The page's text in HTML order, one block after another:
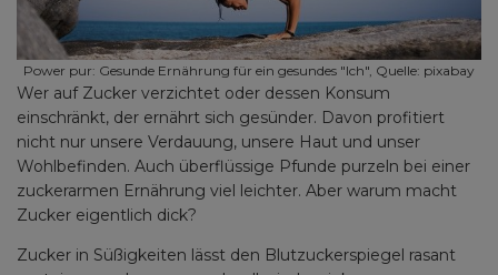
Power pur: Gesunde Ernährung für ein gesundes "Ich", Quelle: pixabay
Wer auf Zucker verzichtet oder dessen Konsum
einschränkt, der ernährt sich gesünder. Davon profitiert
nicht nur unsere Verdauung, unsere Haut und unser
Wohlbefinden. Auch überflüssige Pfunde purzeln bei einer
zuckerarmen Ernährung viel leichter. Aber warum macht
Zucker eigentlich dick?
Zucker in Süßigkeiten lässt den Blutzuckerspiegel rasant